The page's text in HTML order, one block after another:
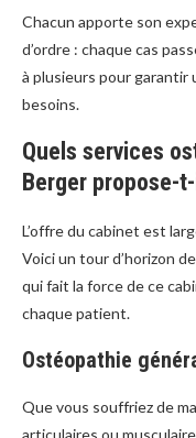
Chacun apporte son
d’ordre : chaque cas
à plusieurs pour garantir
besoins.
Quels services
Berger propose-
L’offre du cabinet est
Voici un tour d’horizon
qui fait la force de ce
chaque patient.
Ostéopathie
Que vous souffriez de